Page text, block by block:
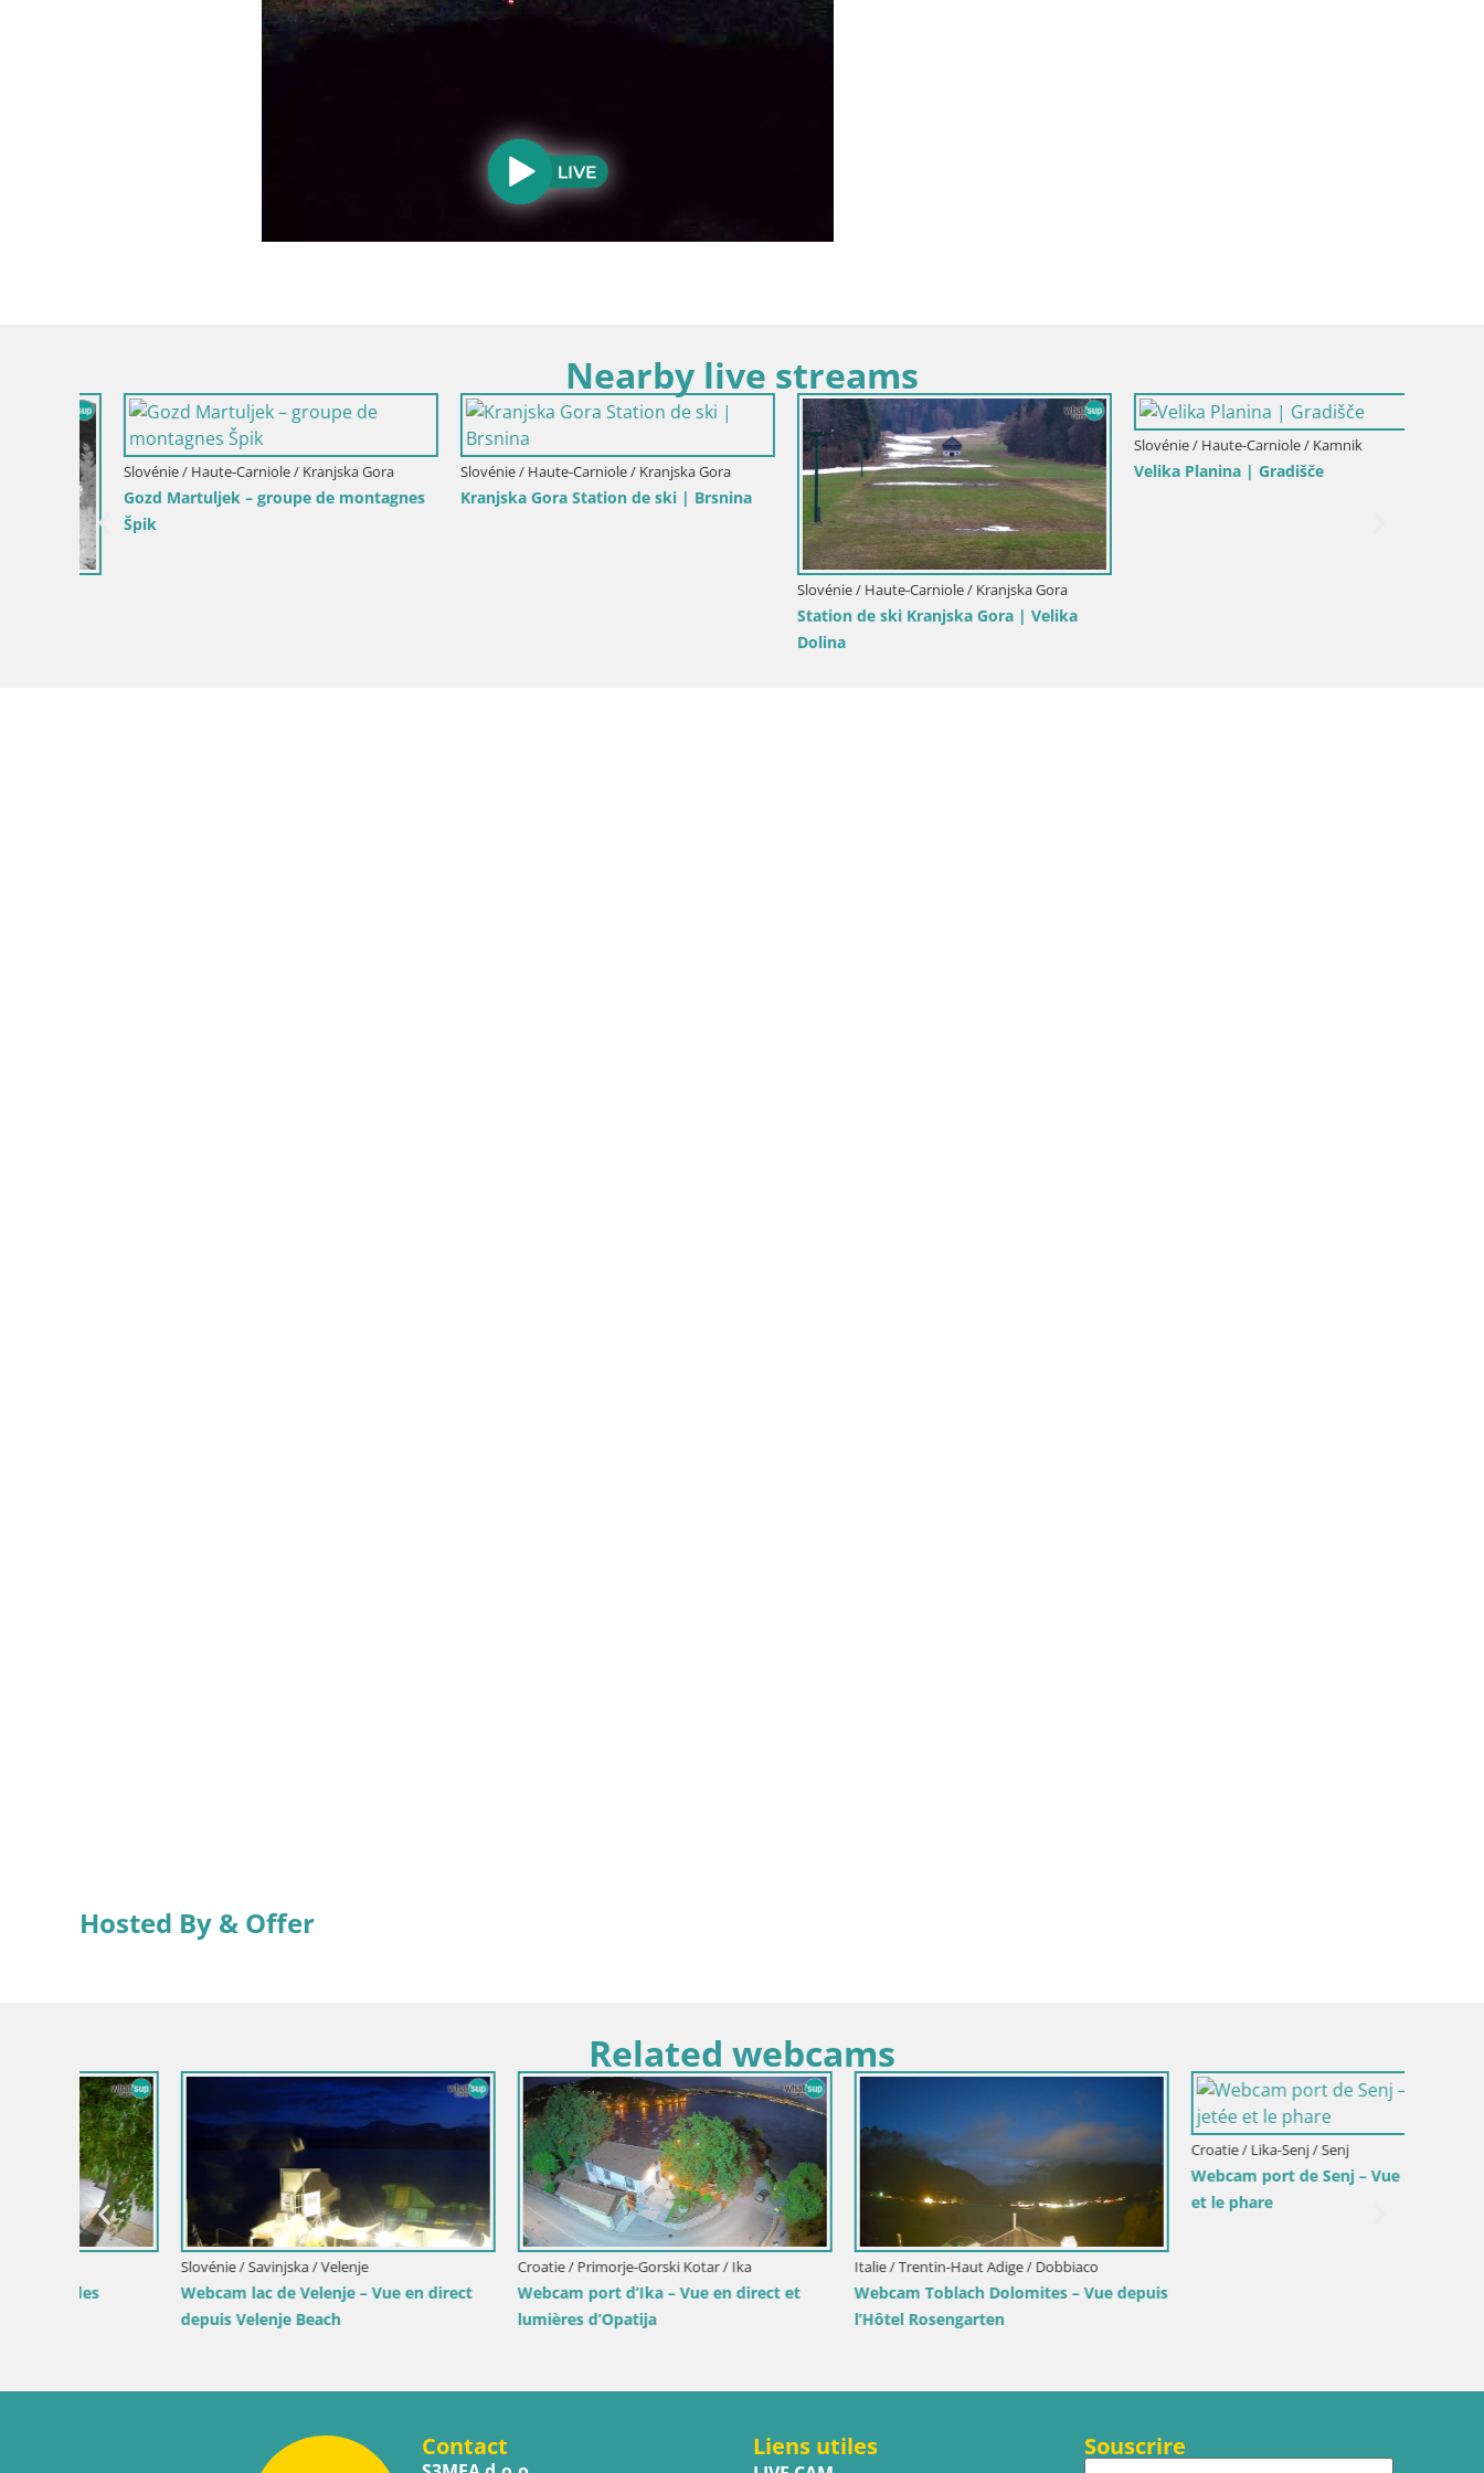
Nearby live streams
Slovénie / Haute-Carniole / Kranjska Gora
Gozd Martuljek – groupe de montagnes
Špik
Slovénie / Haute-Carniole / Kranjska Gora
Kranjska Gora Station de ski | Brsnina
Slovénie / Haute-Carniole / Kranjska Gora
Station de ski Kranjska Gora | Velika
Dolina
Slovénie / Haute-Carniole / Kamnik
Velika Planina | Gradišče
Hosted By & Offer
Related webcams
Slovénie / Savinjska / Velenje
Webcam lac de Velenje – Vue en direct
depuis Velenje Beach
Croatie / Primorje-Gorski Kotar / Ika
Webcam port d’Ika – Vue en direct et
lumières d’Opatija
Italie / Trentin-Haut Adige / Dobbiaco
Webcam Toblach Dolomites – Vue depuis
l’Hôtel Rosengarten
Croatie / Lika-Senj / Senj
Webcam port de Senj – Vue sur la jetée
et le phare
Contact Liens utiles Souscrire